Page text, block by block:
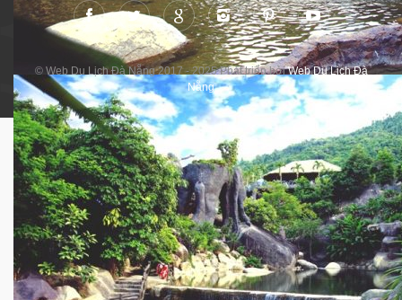
© Web Du Lịch Đà Nẵng 2017 - 2025 Phát triển bởiWeb Du Lịch Đà
Nẵng